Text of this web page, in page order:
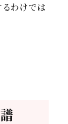
わけでは